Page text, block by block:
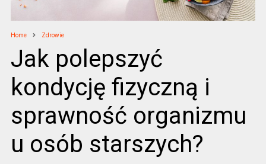
Home Zdrowie
Jak polepszyć
kondycję fizyczną i
sprawność organizmu
u osób starszych?